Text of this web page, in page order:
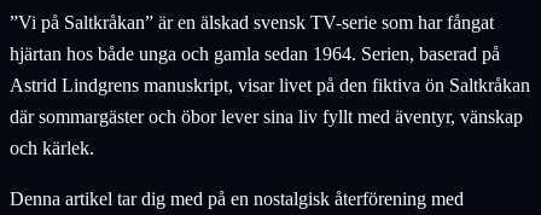
”Vi på Saltkråkan” är en älskad svensk TV-serie som har fångat
hjärtan hos både unga och gamla sedan 1964. Serien, baserad på
Astrid Lindgrens manuskript, visar livet på den fiktiva ön Saltkråkan
där sommargäster och öbor lever sina liv fyllt med äventyr, vänskap
och kärlek.
Denna artikel tar dig med på en nostalgisk återförening med